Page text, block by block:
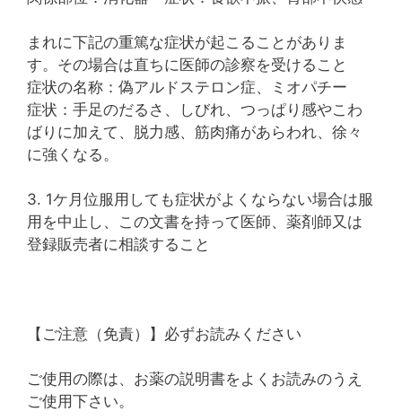
まれに下記の重篤な症状が起こることがありま
す。その場合は直ちに医師の診察を受けること
症状の名称：偽アルドステロン症、ミオパチー
症状：手足のだるさ、しびれ、つっぱり感やこわ
ばりに加えて、脱力感、筋肉痛があらわれ、徐々
に強くなる。
3. 1ケ月位服用しても症状がよくならない場合は服
用を中止し、この文書を持って医師、薬剤師又は
登録販売者に相談すること
【ご注意（免責）】必ずお読みください
ご使用の際は、お薬の説明書をよくお読みのうえ
ご使用下さい。